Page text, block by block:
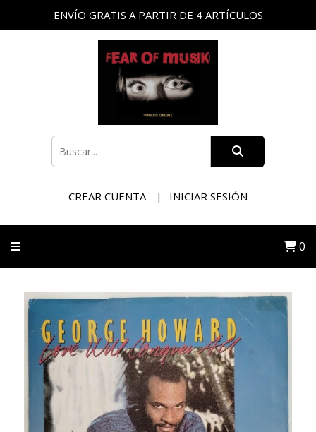
ENVÍO GRATIS A PARTIR DE 4 ARTÍCULOS
CREAR CUENTA INICIAR SESIÓN
0